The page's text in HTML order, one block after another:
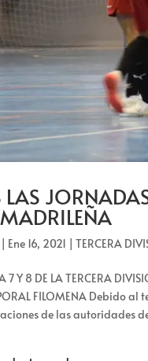
LAS
| Ene 16, 2021 | TERCERA
7 Y 8 DE LA TERCERA
FILOMENA Debido
de las autoridades